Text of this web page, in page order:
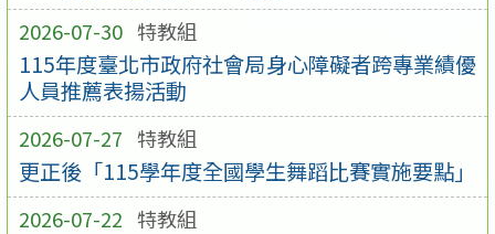
2026-07-30 特教組
115年度臺北市政府社會局身心障礙者跨專業績優
人員推薦表揚活動
2026-07-27 特教組
更正後「115學年度全國學生舞蹈比賽實施要點」
2026-07-22 特教組